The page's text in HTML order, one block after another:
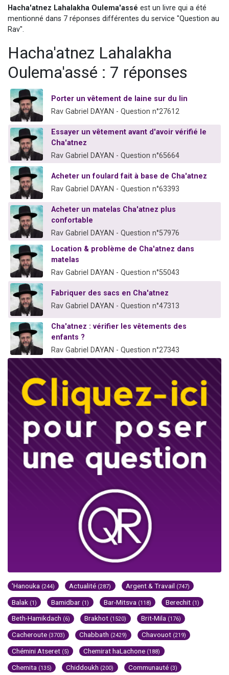
13 personnes viennent de demander une bénédiction
30 personnes viennent de faire un don pour Sauvez la jambe de Yohan
12 nouvelles musiques dans Torah-Box Music
Hacha'atnez Lahalakha Oulema'assé est un livre qui a été
mentionné dans 7 réponses différentes du service "Question au
Rav".
Hacha'atnez Lahalakha
Oulema'assé : 7 réponses
Porter un vêtement de laine sur du lin
Rav Gabriel DAYAN - Question n°27612
Essayer un vêtement avant d'avoir vérifié le
Cha'atnez
Rav Gabriel DAYAN - Question n°65664
Acheter un foulard fait à base de Cha'atnez
Rav Gabriel DAYAN - Question n°63393
Acheter un matelas Cha'atnez plus
confortable
Rav Gabriel DAYAN - Question n°57976
Location & problème de Cha'atnez dans
matelas
Rav Gabriel DAYAN - Question n°55043
Fabriquer des sacs en Cha'atnez
Rav Gabriel DAYAN - Question n°47313
Cha'atnez : vérifier les vêtements des
enfants ?
Rav Gabriel DAYAN - Question n°27343
'Hanouka (244) Actualité (287) Argent & Travail (747)
Balak (1) Bamidbar (1) Bar-Mitsva (118) Berechit (1)
Beth-Hamikdach (6) Brakhot (1520) Brit-Mila (176)
Cacheroute (3703) Chabbath (2429) Chavouot (219)
Chémini Atseret (5) Chemirat haLachone (188)
Chemita (135) Chiddoukh (200) Communauté (3)